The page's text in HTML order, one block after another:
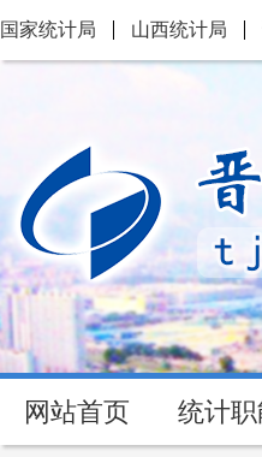
国家统计局 山西统计局
网站首页 统计